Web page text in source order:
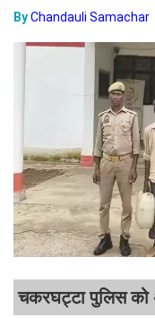
ByChandauli Samachar
चकरघट्टा पुलिस को